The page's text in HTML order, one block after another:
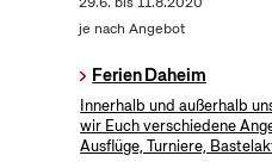
je nach Angebot
Ferien Daheim
Innerhalb und außerhalb
wir Euch verschiedene
Ausflüge, Turniere,